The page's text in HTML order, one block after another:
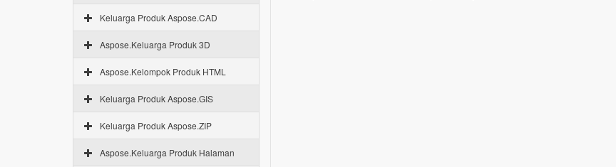
Keluarga Produk Aspose.CAD
Aspose.Keluarga Produk 3D
Aspose.Kelompok Produk HTML
Keluarga Produk Aspose.GIS
Keluarga Produk Aspose.ZIP
Aspose.Keluarga Produk Halaman